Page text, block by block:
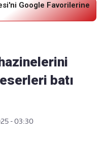
Google Favorilerine
batı
- 03:30